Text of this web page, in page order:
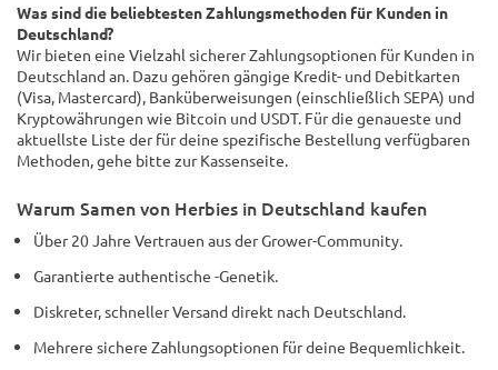
Was sind die beliebtesten Zahlungsmethoden für Kunden in
Deutschland?
Wir bieten eine Vielzahl sicherer Zahlungsoptionen für Kunden in
Deutschland an. Dazu gehören gängige Kredit- und Debitkarten
(Visa, Mastercard), Banküberweisungen (einschließlich SEPA) und
Kryptowährungen wie Bitcoin und USDT. Für die genaueste und
aktuellste Liste der für deine spezifische Bestellung verfügbaren
Methoden, gehe bitte zur Kassenseite.
Warum Samen von Herbies in Deutschland kaufen
Über 20 Jahre Vertrauen aus der Grower-Community.
Garantierte authentische -Genetik.
Diskreter, schneller Versand direkt nach Deutschland.
Mehrere sichere Zahlungsoptionen für deine Bequemlichkeit.